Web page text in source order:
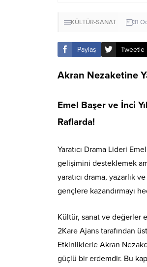
KÜLTÜR-SANAT 31
Paylaş Tweetle
Akran Nezaketine
Emel Başer ve İnci
Raflarda!
Yaratıcı Drama Lideri
gelişimini desteklemek
yaratıcı drama, yazarlık
gençlere kazandırmayı
Kültür, sanat ve değerler
2Kare Ajans tarafından
Etkinliklerle Akran
güçlü bir erdemdir. Bu